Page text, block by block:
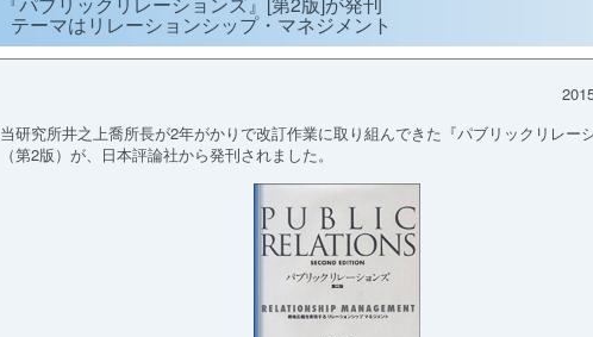
テーマはリレーションシップ・マネジメント
当研究所井之上喬所長が2年がかりで改訂作業に取り組んできた『パブリックリレーシ
（第2版）が、日本評論社から発刊されました。